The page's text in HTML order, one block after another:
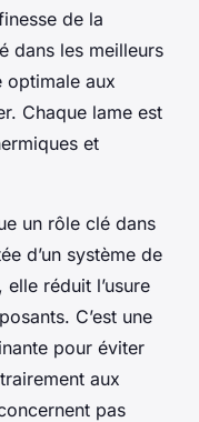
de la
dans les meilleurs
optimale aux
Chaque lame est
et
un rôle clé dans
d’un système de
réduit l’usure
C’est une
pour éviter
aux
pas